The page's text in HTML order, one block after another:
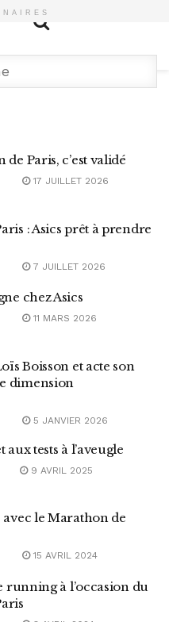
Paris, c’est validé
17 JUILLET 2026
: Asics prêt à prendre
7 JUILLET 2026
chez Asics
11 MARS 2026
Boisson et acte son
dimension
5 JANVIER 2026
aux tests à l’aveugle
9 AVRIL 2025
le Marathon de
15 AVRIL 2024
running à l’occasion du